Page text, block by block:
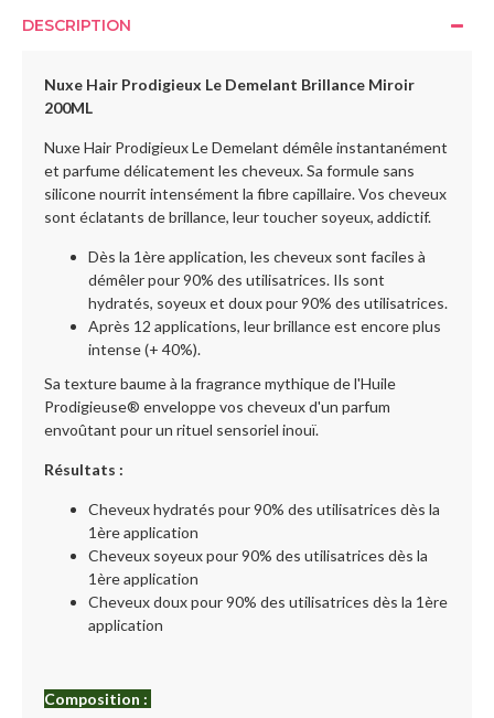
DESCRIPTION
Nuxe Hair Prodigieux Le Demelant Brillance Miroir
200ML
Nuxe Hair Prodigieux Le Demelant démêle instantanément
et parfume délicatement les cheveux. Sa formule sans
silicone nourrit intensément la fibre capillaire. Vos cheveux
sont éclatants de brillance, leur toucher soyeux, addictif.
Dès la 1ère application, les cheveux sont faciles à
démêler pour 90% des utilisatrices. Ils sont
hydratés, soyeux et doux pour 90% des utilisatrices.
Après 12 applications, leur brillance est encore plus
intense (+ 40%).
Sa texture baume à la fragrance mythique de l'Huile
Prodigieuse® enveloppe vos cheveux d'un parfum
envoûtant pour un rituel sensoriel inouï.
Résultats :
Cheveux hydratés pour 90% des utilisatrices dès la
1ère application
Cheveux soyeux pour 90% des utilisatrices dès la
1ère application
Cheveux doux pour 90% des utilisatrices dès la 1ère
application
Composition :